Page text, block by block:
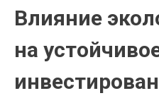
Влияние
на